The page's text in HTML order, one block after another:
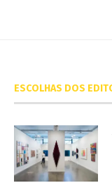
ESCOLHAS DOS